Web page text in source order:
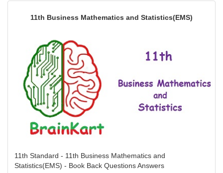
11th Business Mathematics and Statistics(EMS)
11th Standard - 11th Business Mathematics and
Statistics(EMS) - Book Back Questions Answers